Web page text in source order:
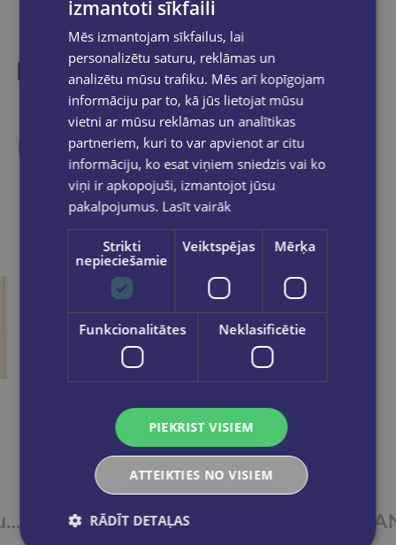
Līdzīgas preces
Ieskaties, varbūt noder
PRĀTA pārsteiguma kaste
izmantoti sīkfaili
Mēs izmantojam sīkfailus, lai
personalizētu saturu, reklāmas un
analizētu mūsu trafiku. Mēs arī kopīgojam
informāciju par to, kā jūs lietojat mūsu
vietni ar mūsu reklāmas un analītikas
partneriem, kuri to var apvienot ar citu
informāciju, ko esat viņiem sniedzis vai ko
viņi ir apkopojuši, izmantojot jūsu
pakalpojumus. Lasīt vairāk
Strikti
nepieciešamie
Veiktspējas Mērķa
Funkcionalitātes Neklasificētie
PIEKRIST VISIEM
ATTEIKTIES NO VISIEM
RĀDĪT DETAĻAS